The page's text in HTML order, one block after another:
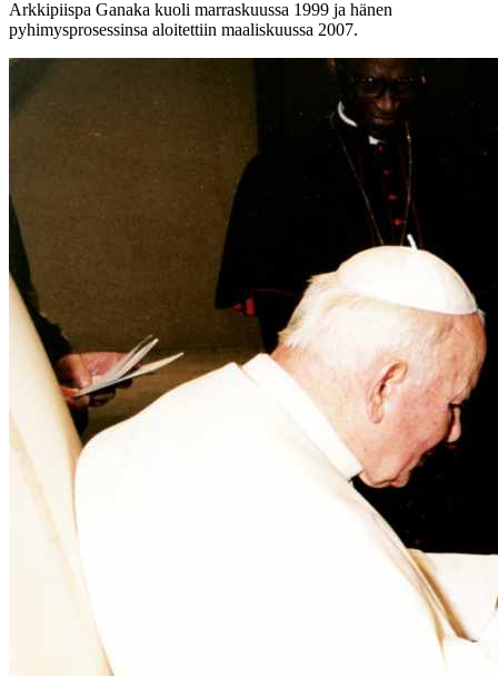
Arkkipiispa Ganaka kuoli marraskuussa 1999 ja hänen
pyhimysprosessinsa aloitettiin maaliskuussa 2007.